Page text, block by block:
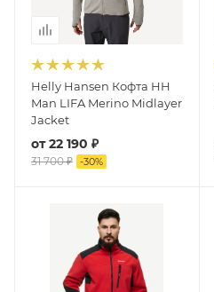
Helly Hansen Кофта HH
Man LIFA Merino Midlayer
Jacket
от22 190 ₽
31 700 ₽ -30%